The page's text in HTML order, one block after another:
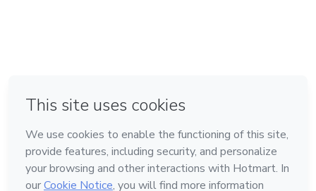
Feito com ❤ na Cidade do México
Conheça a Hotmart